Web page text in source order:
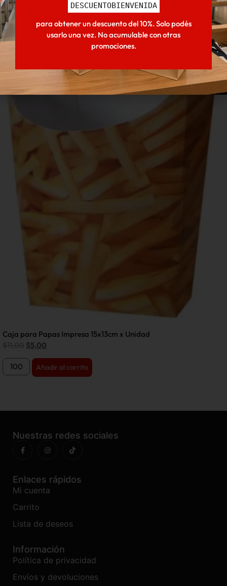
24x34x11cm X UN
También podria interesarte
-55% OFF
Caja para Papas Impresa 15x13cm x Unidad
$5,00
Añadir al carrito
Nuestras redes sociales
Enlaces rápidos
Mi cuenta
Carrito
Lista de deseos
Información
Política de privacidad
Envíos y devoluciones
DESCUENTOBIENVENIDA
para obtener un descuento del 10%. Solo podés
usarlo una vez. No acumulable con otras
promociones.